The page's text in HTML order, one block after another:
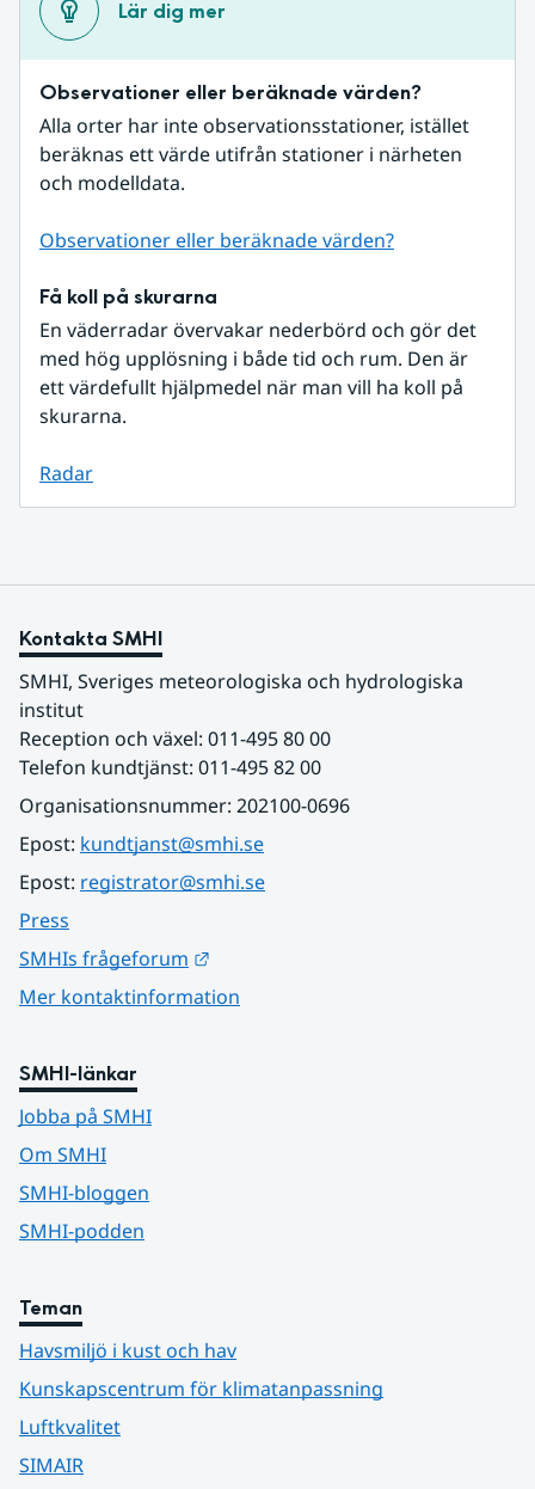
Lär dig mer
Observationer eller beräknade värden?
Alla orter har inte observationsstationer, istället
beräknas ett värde utifrån stationer i närheten
och modelldata.
Observationer eller beräknade värden?
Få koll på skurarna
En väderradar övervakar nederbörd och gör det
med hög upplösning i både tid och rum. Den är
ett värdefullt hjälpmedel när man vill ha koll på
skurarna.
Radar
Kontakta SMHI
SMHI, Sveriges meteorologiska och hydrologiska
institut
Reception och växel: 011-495 80 00
Telefon kundtjänst: 011-495 82 00
Organisationsnummer: 202100-0696
Epost: kundtjanst@smhi.se
Epost: registrator@smhi.se
Press
SMHIs frågeforum
Mer kontaktinformation
SMHI-länkar
Jobba på SMHI
Om SMHI
SMHI-bloggen
SMHI-podden
Teman
Havsmiljö i kust och hav
Kunskapscentrum för klimatanpassning
Luftkvalitet
SIMAIR